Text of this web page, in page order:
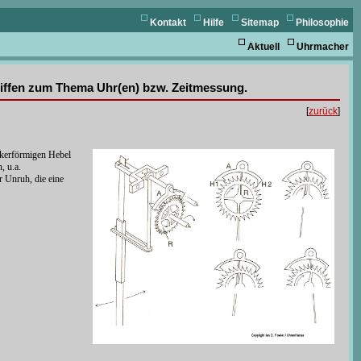
Philosophie
Sitemap
Hilfe
Kontakt
Uhrmacher
Aktuell
zum Thema Uhr(en) bzw. Zeitmessung.
[zurück]
Hebel
u.a.
Unruh, die eine